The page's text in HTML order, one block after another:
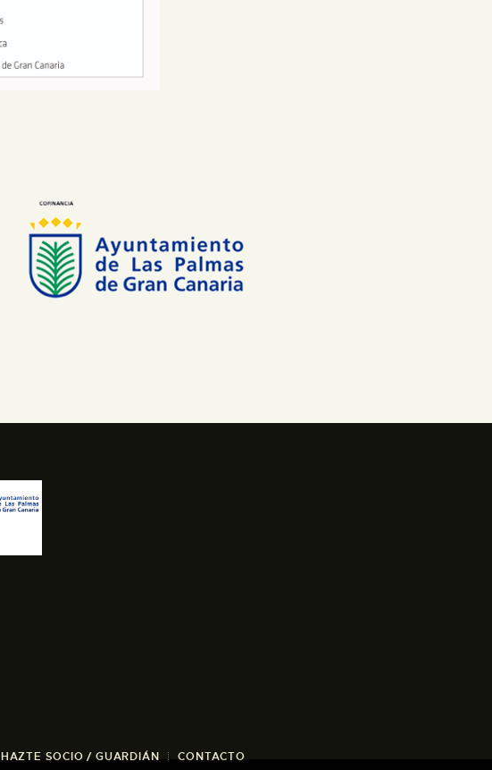
HAZTE SOCIO / GUARDIÁN CONTACTO